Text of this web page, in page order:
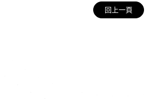
回上一頁